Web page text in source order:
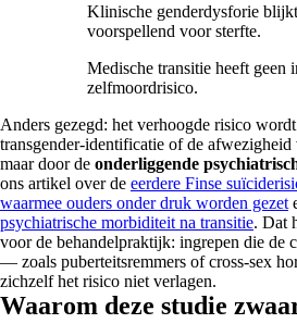
Klinische genderdysforie
voorspellend voor sterfte.
Medische transitie heeft geen
zelfmoordrisico.
Anders gezegd: het verhoogde risico
transgender-identificatie of de afwezigheid
maar door de onderliggende
ons artikel over de eerdere Finse
waarmee ouders onder druk worden gezet
psychiatrische morbiditeit na transitie. Dat
voor de behandelpraktijk: ingrepen die de
— zoals puberteitsremmers of cross-sex
zichzelf het risico niet verlagen.
Waarom deze studie